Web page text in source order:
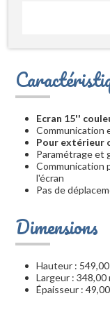
Ecran 15''
Communication
Pour extérieur
Paramétrage et
Communication
l'écran
Pas de
Dimensions
Hauteur : 549,00
Largeur : 348,00
Épaisseur :